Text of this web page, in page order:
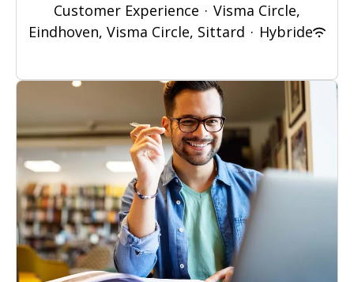
Customer Experience · Visma Circle,
Eindhoven, Visma Circle, Sittard · Hybride